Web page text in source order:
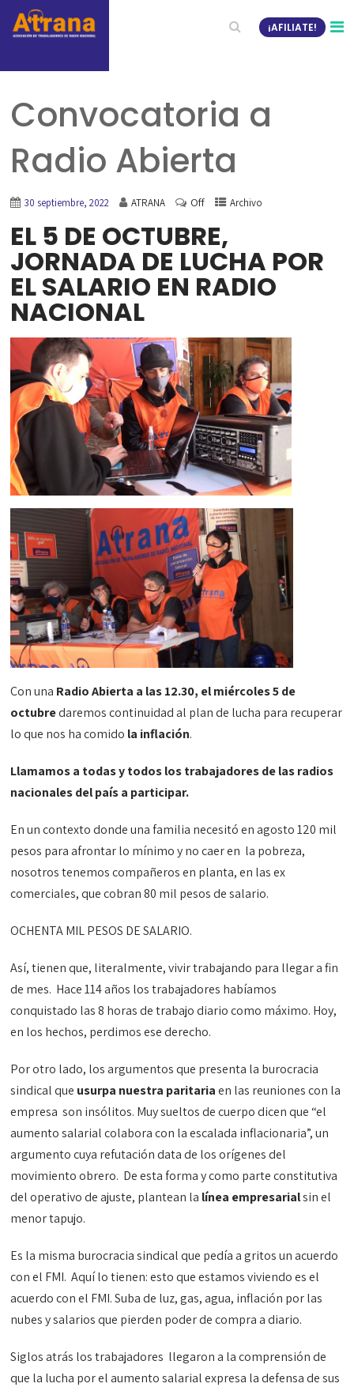
¡AFILIATE!
Convocatoria a
Radio Abierta
30 septiembre, 2022 ATRANA Off Archivo
EL 5 DE OCTUBRE,
JORNADA DE LUCHA POR
EL SALARIO EN RADIO
NACIONAL
Con una Radio Abierta a las 12.30, el miércoles 5 de
octubredaremos continuidad al plan de lucha para recuperar
lo que nos ha comido la inflación.
Llamamos a todas y todos los trabajadores de las radios
nacionales del país a participar.
En un contexto donde una familia necesitó en agosto 120 mil
pesos para afrontar lo mínimo y no caer en la pobreza,
nosotros tenemos compañeros en planta, en las ex
comerciales, que cobran 80 mil pesos de salario.
OCHENTA MIL PESOS DE SALARIO.
Así, tienen que, literalmente, vivir trabajando para llegar a fin
de mes. Hace 114 años los trabajadores habíamos
conquistado las 8 horas de trabajo diario como máximo. Hoy,
en los hechos, perdimos ese derecho.
Por otro lado, los argumentos que presenta la burocracia
sindical que usurpa nuestra paritariaen las reuniones con la
empresa son insólitos. Muy sueltos de cuerpo dicen que “el
aumento salarial colabora con la escalada inflacionaria”, un
argumento cuya refutación data de los orígenes del
movimiento obrero. De esta forma y como parte constitutiva
del operativo de ajuste, plantean la línea empresarialsin el
menor tapujo.
Es la misma burocracia sindical que pedía a gritos un acuerdo
con el FMI. Aquí lo tienen: esto que estamos viviendo es el
acuerdo con el FMI. Suba de luz, gas, agua, inflación por las
nubes y salarios que pierden poder de compra a diario.
Siglos atrás los trabajadores llegaron a la comprensión de
que la lucha por el aumento salarial expresa la defensa de sus